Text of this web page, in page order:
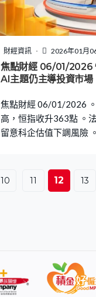
財經資訊 2026年01月
焦點財經 06/01/2026
AI主題仍主導投資市場
焦點財經 06/01/2026
高，恒指收升363點 。
留意科企估值下調風險
10 11 12 13